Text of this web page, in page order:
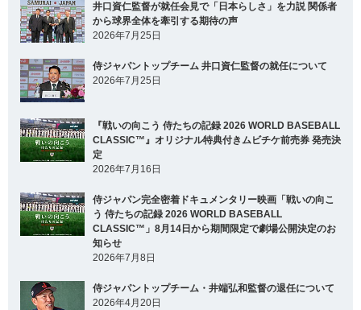
井口資仁監督が就任会見で「日本らしさ」を力説 関係者
から球界全体を牽引する期待の声
2026年7月25日
侍ジャパントップチーム 井口資仁監督の就任について
2026年7月25日
『戦いの向こう 侍たちの記録 2026 WORLD BASEBALL
CLASSIC™』オリジナル特典付きムビチケ前売券 発売決
定
2026年7月16日
侍ジャパン完全密着ドキュメンタリー映画「戦いの向こ
う 侍たちの記録 2026 WORLD BASEBALL
CLASSIC™」8月14日から期間限定で劇場公開決定のお
知らせ
2026年7月8日
侍ジャパントップチーム・井端弘和監督の退任について
2026年4月20日